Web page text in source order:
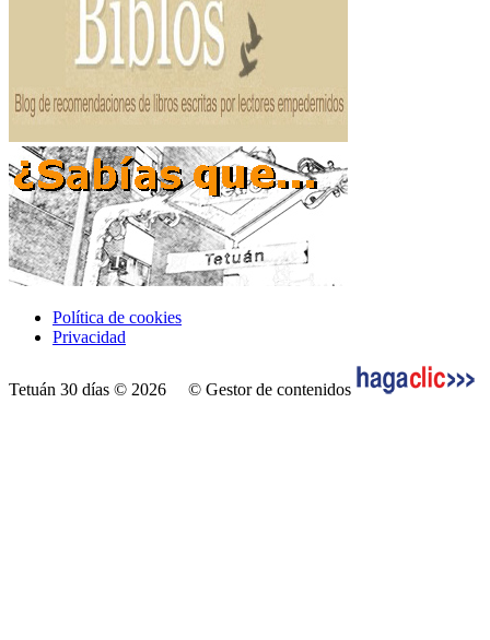
Política de cookies
Privacidad
Tetuán 30 días © 2026 © Gestor de contenidos